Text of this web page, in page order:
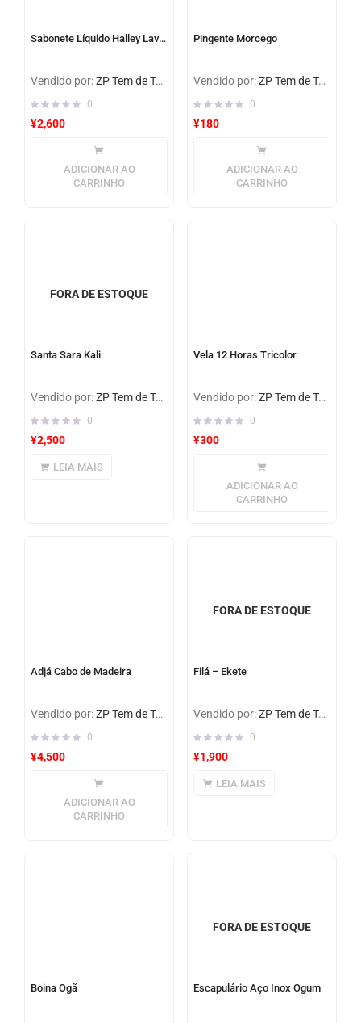
Sabonete Líquido Halley Lavanda
Vendido por:ZP Tem de Tudo
0
¥2,600
ADICIONAR AO
CARRINHO
Pingente Morcego
Vendido por:ZP Tem de Tudo
0
¥180
ADICIONAR AO
CARRINHO
FORA DE ESTOQUE
Santa Sara Kali
Vendido por:ZP Tem de Tudo
0
¥2,500
LEIA MAIS
Vela 12 Horas Tricolor
Vendido por:ZP Tem de Tudo
0
¥300
ADICIONAR AO
CARRINHO
Adjá Cabo de Madeira
Vendido por:ZP Tem de Tudo
0
¥4,500
ADICIONAR AO
CARRINHO
FORA DE ESTOQUE
Filá – Ekete
Vendido por:ZP Tem de Tudo
0
¥1,900
LEIA MAIS
Boina Ogã
FORA DE ESTOQUE
Escapulário Aço Inox Ogum